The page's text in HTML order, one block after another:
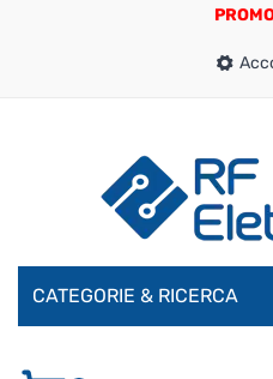
CATEGORIE & RICERCA